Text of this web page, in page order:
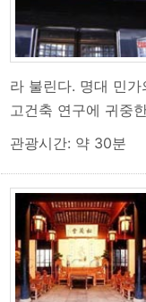
라 불린다. 명대 민
고건축 연구에 귀중
관광시간: 약 30분